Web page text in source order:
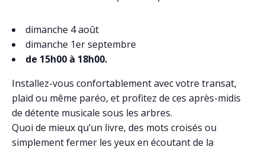
dimanche 4 août
dimanche 1er septembre
de 15h00 à 18h00.
Installez-vous confortablement avec votre transat,
plaid ou même paréo, et profitez de ces après-midis
de détente musicale sous les arbres.
Quoi de mieux qu’un livre, des mots croisés ou
simplement fermer les yeux en écoutant de la